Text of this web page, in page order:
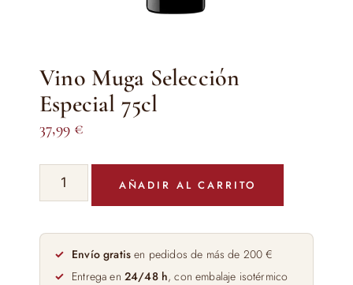
Vino Muga Selección
Especial 75cl
37,99 €
Vino
Muga
Selección
Especial
75cl
cantidad
AÑADIR AL CARRITO
Envío gratis en pedidos de más de 200 €
Entrega en 24/48 h, con embalaje isotérmico